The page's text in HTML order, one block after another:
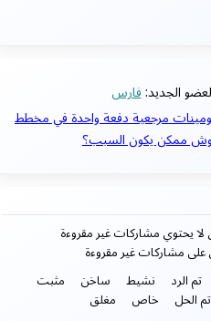
الجديد:فارس
مرجعية دفعة واحدة في مخطط
لا يحتوي مشاركات غير مقروءة
مشاركات غير مقروءة
تم الرد نشيط ساخن مثبت
تم الحل خاص مغلق